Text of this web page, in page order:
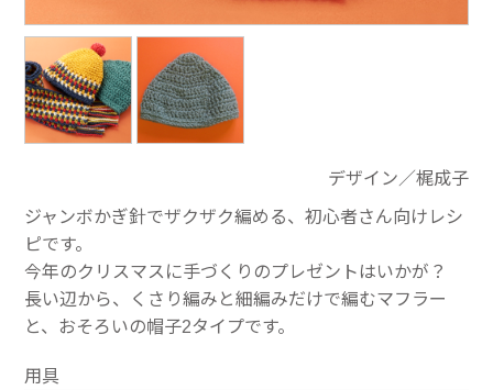
デザイン／梶成子
ジャンボかぎ針でザクザク編める、初心者さん向けレシ
ピです。
今年のクリスマスに手づくりのプレゼントはいかが？
長い辺から、くさり編みと細編みだけで編むマフラー
と、おそろいの帽子2タイプです。
用具